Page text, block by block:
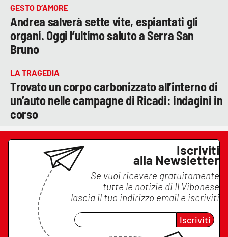
GESTO D’AMORE
Andrea salverà sette vite, espiantati gli
organi. Oggi l’ultimo saluto a Serra San
Bruno
LA TRAGEDIA
Trovato un corpo carbonizzato all’interno di
un’auto nelle campagne di Ricadi: indagini in
corso
Iscriviti
alla Newsletter
Se vuoi ricevere gratuitamente
tutte le notizie di Il Vibonese
lascia il tuo indirizzo email e iscriviti
Iscriviti